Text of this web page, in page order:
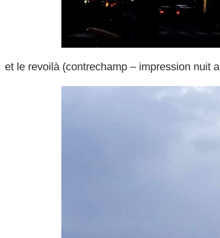
et le revoilà (contrechamp – impression nuit